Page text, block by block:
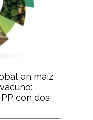
en maíz
con dos